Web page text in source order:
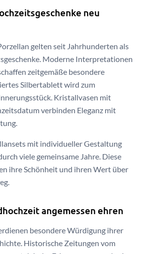
neu
gelten seit Jahrhunderten als
Moderne Interpretationen
zeitgemäße besondere
Silbertablett wird zum
Kristallvasen mit
verbinden Eleganz mit
mit individueller Gestaltung
viele gemeinsame Jahre. Diese
ihre Schönheit und ihren Wert über
angemessen ehren
besondere Würdigung ihrer
Historische Zeitungen vom